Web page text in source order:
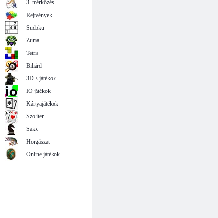
3. mérkőzés
Rejtvények
Sudoku
Zuma
Tetris
Biliárd
3D-s játékok
IO játékok
Kártyajátékok
Szoliter
Sakk
Horgászat
Online játékok